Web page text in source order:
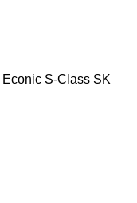
Econic S-Class SK